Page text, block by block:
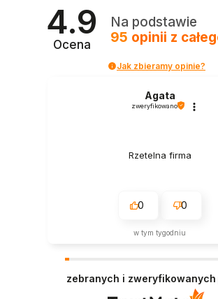
4.9
Ocena
Na podstawie
95 opinii z
Jak zbieramy opinie?
Agata
zweryfikowano
Rzetelna firma
0 0
w tym tygodniu
zebranych i zweryfikowanych